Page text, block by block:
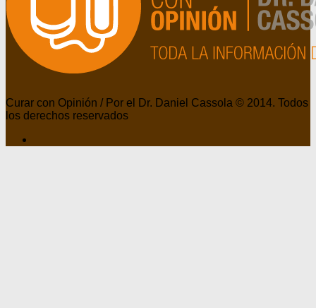
Curar con Opinión / Por el Dr. Daniel Cassola © 2014. Todos
los derechos reservados